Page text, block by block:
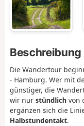
Die Wandertour
- Hamburg. Wer mit
günstiger, die
wir nur stündlich von
ergänzen sich die
Halbstundentakt.